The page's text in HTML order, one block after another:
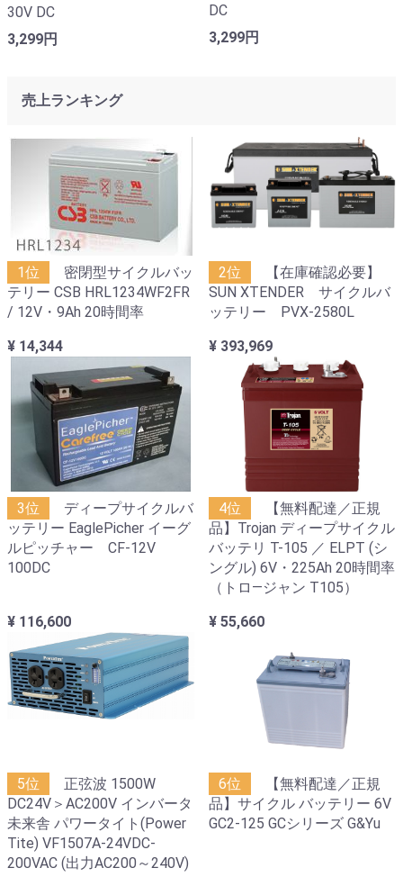
30V DC
3,299円
DC
3,299円
売上ランキング
1位
密閉型サイクルバッ
テリー CSB HRL1234WF2FR
/ 12V・9Ah 20時間率
¥ 14,344
2位
【在庫確認必要】
SUN XTENDER サイクルバ
ッテリー PVX-2580L
¥ 393,969
3位
ディープサイクルバ
ッテリー EaglePicher イーグ
ルピッチャー CF-12V
100DC
¥ 116,600
4位
【無料配達／正規
品】Trojan ディープサイクル
バッテリ T-105 ／ ELPT (シ
ングル) 6V・225Ah 20時間率
（トロ―ジャン T105）
¥ 55,660
5位
正弦波 1500W
DC24V＞AC200V インバータ
未来舎 パワータイト(Power
Tite) VF1507A-24VDC-
200VAC (出力AC200～240V)
6位
【無料配達／正規
品】サイクル バッテリー 6V
GC2-125 GCシリーズ G&Yu